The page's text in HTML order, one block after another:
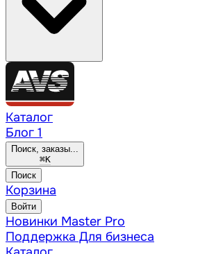
Каталог
Блог 1
Поиск, заказы...
⌘K
Поиск
Корзина
Войти
Новинки Master Pro
Поддержка Для бизнеса